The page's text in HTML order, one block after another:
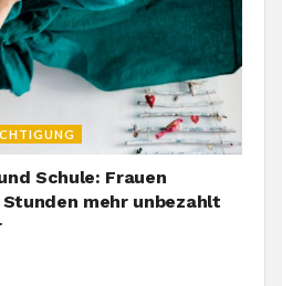
Schule: Frauen
mehr unbezahlt